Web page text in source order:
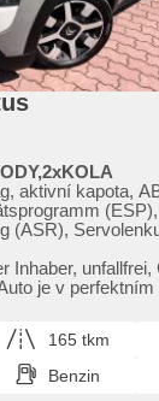
aktivní kapota,
(ESP),
(ASR),
erfüllt
ovládání
hands free,
El. Spiegel,
Inhaber,​
je v perfektním
165 tkm
Benzin